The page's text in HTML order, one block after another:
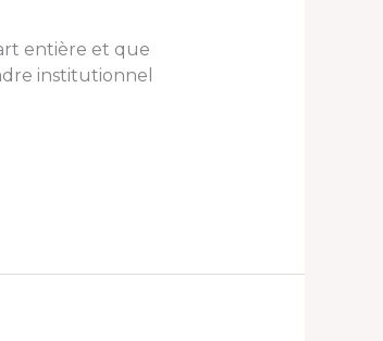
entière et que
institutionnel